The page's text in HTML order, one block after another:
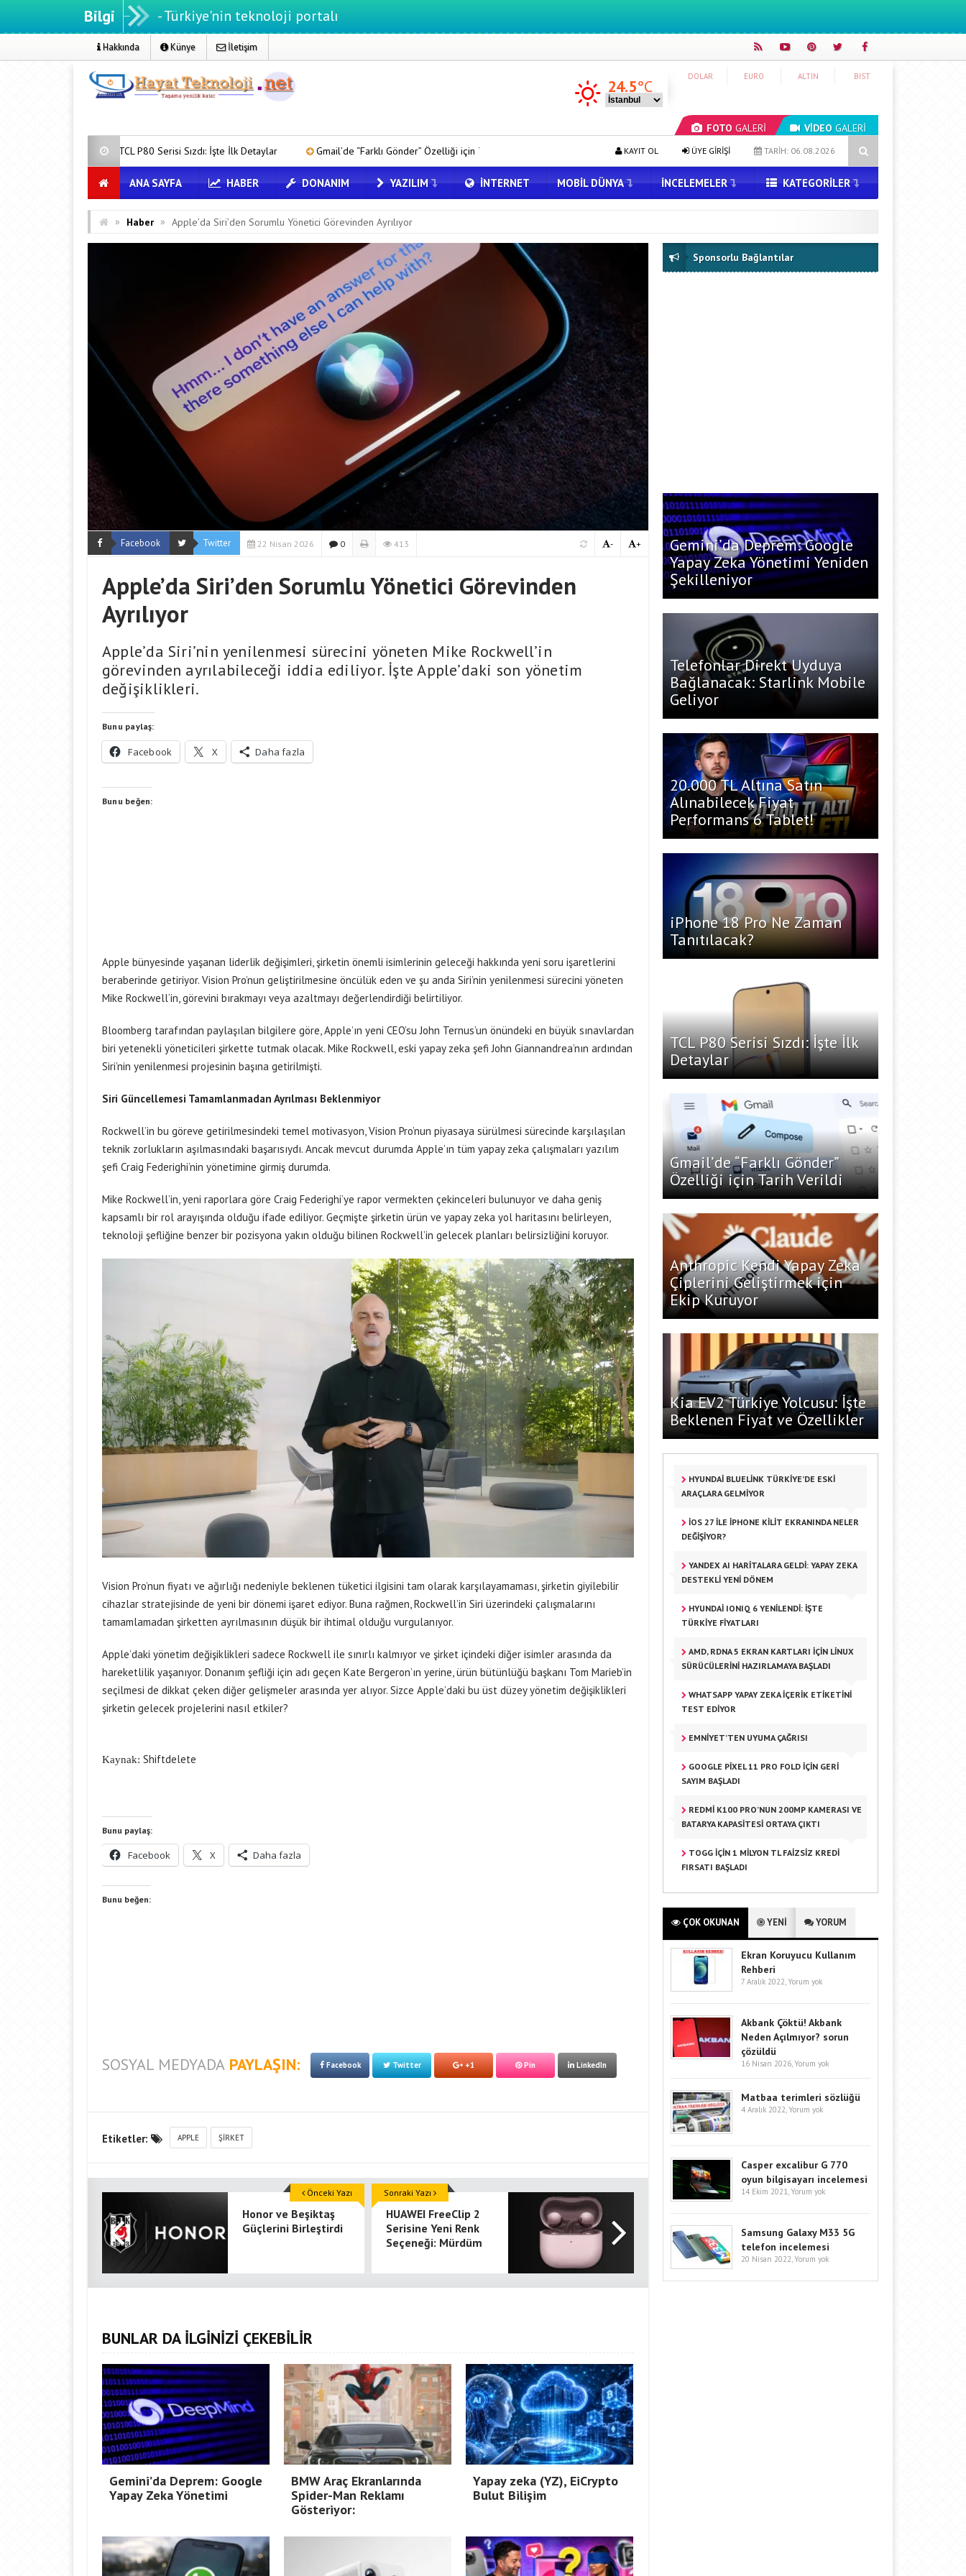
Bilgi
- Türkiye'nin teknoloji portalı
Hakkında Künye İletişim
FOTO GALERİ VİDEO GALERİ
DOLAR EURO ALTIN BIST
24.5°C
TCL P80 Serisi Sızdı: İşte İlk Detaylar Gmail’de “Farklı Gönder” Özelliği için Tarih Verildi Anthropic Kendi Yapay Zeka Çiplerini Geliştirmek için Ekip Kuruyor Kia EV2 Türkiye Yolcusu: İşte Beklenen
TARİH: 06.08.2026
ÜYE GİRİŞİ
KAYIT OL
ANA SAYFA HABER DONANIM YAZILIM İNTERNET MOBIL DÜNYA İNCELEMELER KATEGORILER
» Haber » Apple’da Siri’den Sorumlu Yönetici Görevinden Ayrılıyor
Facebook Twitter 22 Nisan 2026 0 413 +
-
Apple’da Siri’den Sorumlu Yönetici Görevinden
Ayrılıyor
Apple’da Siri’nin yenilenmesi sürecini yöneten Mike Rockwell’in
görevinden ayrılabileceği iddia ediliyor. İşte Apple’daki son yönetim
değişiklikleri.
Bunu paylaş:
Facebook X Daha fazla
Bunu beğen:
Apple bünyesinde yaşanan liderlik değişimleri, şirketin önemli isimlerinin geleceği hakkında yeni soru işaretlerini
beraberinde getiriyor. Vision Pro’nun geliştirilmesine öncülük eden ve şu anda Siri’nin yenilenmesi sürecini yöneten
Mike Rockwell’in, görevini bırakmayı veya azaltmayı değerlendirdiği belirtiliyor.
Bloomberg tarafından paylaşılan bilgilere göre, Apple’ın yeni CEO’su John Ternus’un önündeki en büyük sınavlardan
biri yetenekli yöneticileri şirkette tutmak olacak. Mike Rockwell, eski yapay zeka şefi John Giannandrea’nın ardından
Siri’nin yenilenmesi projesinin başına getirilmişti.
Siri Güncellemesi Tamamlanmadan Ayrılması Beklenmiyor
Rockwell’in bu göreve getirilmesindeki temel motivasyon, Vision Pro’nun piyasaya sürülmesi sürecinde karşılaşılan
teknik zorlukların aşılmasındaki başarısıydı. Ancak mevcut durumda Apple’ın tüm yapay zeka çalışmaları yazılım
şefi Craig Federighi’nin yönetimine girmiş durumda.
Mike Rockwell’in, yeni raporlara göre Craig Federighi’ye rapor vermekten çekinceleri bulunuyor ve daha geniş
kapsamlı bir rol arayışında olduğu ifade ediliyor. Geçmişte şirketin ürün ve yapay zeka yol haritasını belirleyen,
teknoloji şefliğine benzer bir pozisyona yakın olduğu bilinen Rockwell’in gelecek planları belirsizliğini koruyor.
Vision Pro’nun fiyatı ve ağırlığı nedeniyle beklenen tüketici ilgisini tam olarak karşılayamaması, şirketin giyilebilir
cihazlar stratejisinde de yeni bir dönemi işaret ediyor. Buna rağmen, Rockwell’in Siri üzerindeki çalışmalarını
tamamlamadan şirketten ayrılmasının düşük bir ihtimal olduğu vurgulanıyor.
Apple’daki yönetim değişiklikleri sadece Rockwell ile sınırlı kalmıyor ve şirket içindeki diğer isimler arasında da
hareketlilik yaşanıyor. Donanım şefliği için adı geçen Kate Bergeron’ın yerine, ürün bütünlüğü başkanı Tom Marieb’in
seçilmesi de dikkat çeken diğer gelişmeler arasında yer alıyor. Sizce Apple’daki bu üst düzey yönetim değişiklikleri
şirketin gelecek projelerini nasıl etkiler?
Kaynak: Shiftdelete
Bunu paylaş:
Facebook X Daha fazla
Bunu beğen:
SOSYAL MEDYADA PAYLAŞIN: Facebook Twitter +1 Pin LinkedIn
Etiketler: APPLE ŞIRKET
Honor ve Beşiktaş
Güçlerini Birleştirdi
Önceki Yazı
HUAWEI FreeClip 2
Serisine Yeni Renk
Seçeneği: Mürdüm
Sonraki Yazı
BUNLAR DA İLGİNİZİ ÇEKEBİLİR
Gemini’da Deprem: Google
Yapay Zeka Yönetimi
BMW Araç Ekranlarında
Spider-Man Reklamı
Gösteriyor:
Yapay zeka (YZ), EiCrypto
Bulut Bilişim
Sponsorlu Bağlantılar
Gemini’da Deprem: Google
Yapay Zeka Yönetimi Yeniden
Şekilleniyor
Telefonlar Direkt Uyduya
Bağlanacak: Starlink Mobile
Geliyor
20.000 TL Altına Satın
Alınabilecek Fiyat
Performans 6 Tablet!
iPhone 18 Pro Ne Zaman
Tanıtılacak?
TCL P80 Serisi Sızdı: İşte İlk
Detaylar
Gmail’de “Farklı Gönder”
Özelliği için Tarih Verildi
Anthropic Kendi Yapay Zeka
Çiplerini Geliştirmek için
Ekip Kuruyor
Kia EV2 Türkiye Yolcusu: İşte
Beklenen Fiyat ve Özellikler
HYUNDAI BLUELINK TÜRKIYE’DE ESKI
ARAÇLARA GELMIYOR
IOS 27 ILE IPHONE KILIT EKRANINDA NELER
DEĞIŞIYOR?
YANDEX AI HARITALARA GELDI: YAPAY ZEKA
DESTEKLI YENI DÖNEM
HYUNDAI IONIQ 6 YENILENDI: İŞTE
TÜRKIYE FIYATLARI
AMD, RDNA 5 EKRAN KARTLARI İÇIN LINUX
SÜRÜCÜLERINI HAZIRLAMAYA BAŞLADI
WHATSAPP YAPAY ZEKA İÇERIK ETIKETINI
TEST EDIYOR
EMNIYET’TEN UYUMA ÇAĞRISI
GOOGLE PIXEL 11 PRO FOLD IÇIN GERI
SAYIM BAŞLADI
REDMI K100 PRO’NUN 200MP KAMERASI VE
BATARYA KAPASITESI ORTAYA ÇIKTI
TOGG IÇIN 1 MILYON TL FAIZSIZ KREDI
FIRSATI BAŞLADI
ÇOK OKUNAN YENİ YORUM
Ekran Koruyucu Kullanım
Rehberi
7 Aralık 2022, Yorum yok
Akbank Çöktü! Akbank
Neden Açılmıyor? sorun
çözüldü
16 Nisan 2026, Yorum yok
Matbaa terimleri sözlüğü
4 Aralık 2022, Yorum yok
Casper excalibur G 770
oyun bilgisayarı incelemesi
14 Ekim 2021, Yorum yok
Samsung Galaxy M33 5G
telefon incelemesi
20 Nisan 2022, Yorum yok